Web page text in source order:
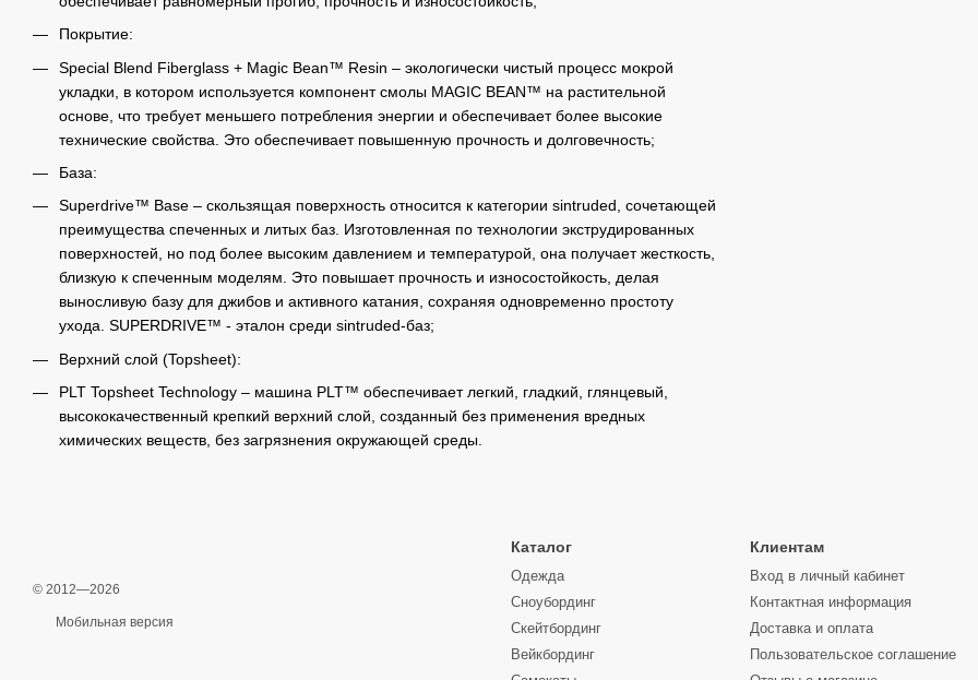
Покрытие:
Special Blend Fiberglass + Magic Bean™ Resin – экологически чистый процесс мокрой
укладки, в котором используется компонент смолы MAGIC BEAN™ на растительной
основе, что требует меньшего потребления энергии и обеспечивает более высокие
технические свойства. Это обеспечивает повышенную прочность и долговечность;
База:
Superdrive™ Base – скользящая поверхность относится к категории sintruded, сочетающей
преимущества спеченных и литых баз. Изготовленная по технологии экструдированных
поверхностей, но под более высоким давлением и температурой, она получает жесткость,
близкую к спеченным моделям. Это повышает прочность и износостойкость, делая
выносливую базу для джибов и активного катания, сохраняя одновременно простоту
ухода. SUPERDRIVE™ - эталон среди sintruded-баз;
Верхний слой (Topsheet):
PLT Topsheet Technology – машина PLT™ обеспечивает легкий, гладкий, глянцевый,
высококачественный крепкий верхний слой, созданный без применения вредных
химических веществ, без загрязнения окружающей среды.
© 2012—2026
Мобильная версия
Каталог
Одежда
Сноубординг
Скейтбординг
Вейкбординг
Клиентам
Вход в личный кабинет
Контактная информация
Доставка и оплата
Пользовательское соглашение